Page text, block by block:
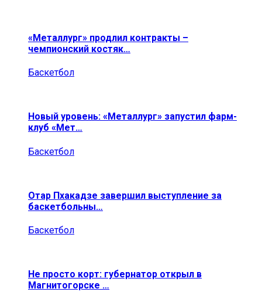
«Металлург» продлил контракты –
чемпионский костяк…
Баскетбол
Новый уровень: «Металлург» запустил фарм-
клуб «Мет…
Баскетбол
Отар Пхакадзе завершил выступление за
баскетбольны…
Баскетбол
Не просто корт: губернатор открыл в
Магнитогорске …